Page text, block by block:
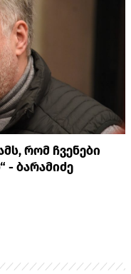
რომ ჩვენები
- ბარამიძე